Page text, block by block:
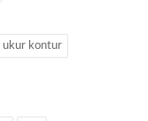
ukur kontur